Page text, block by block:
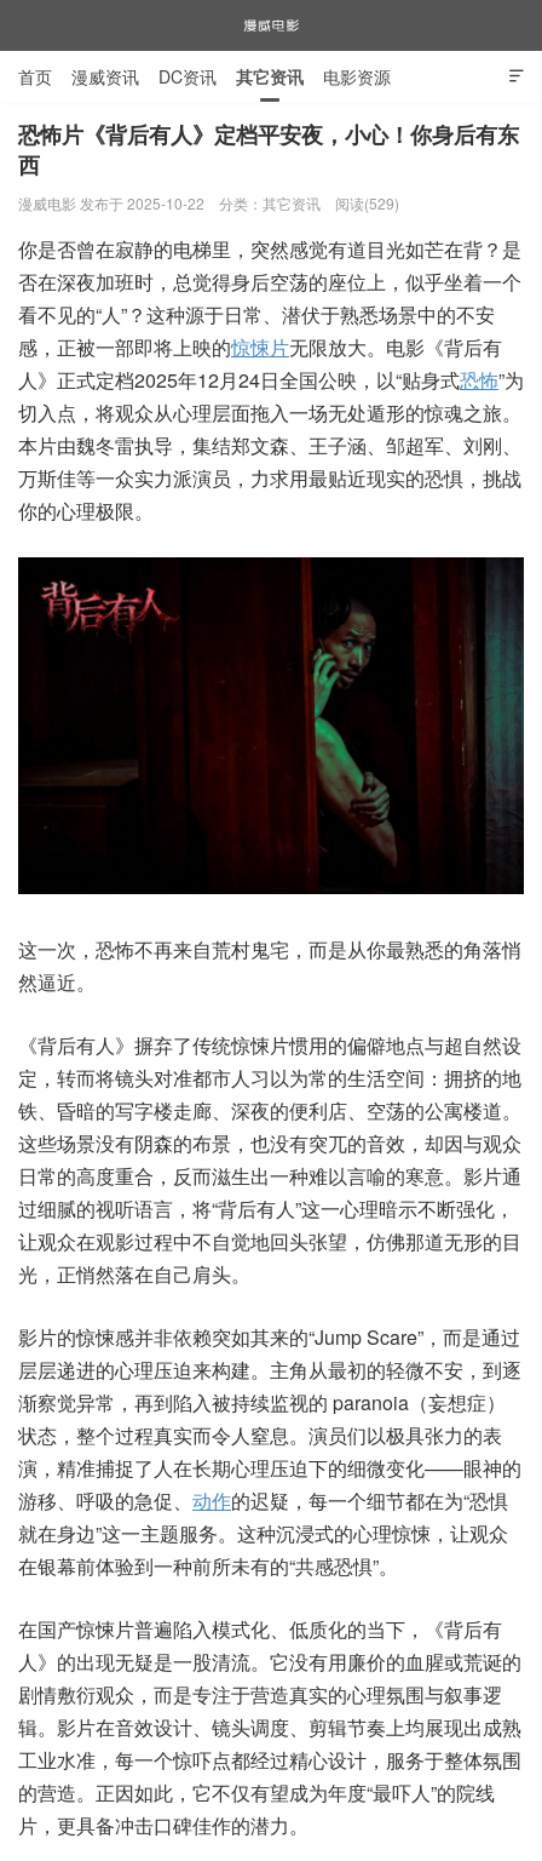
漫威电影

首页 漫威资讯 DC资讯 其它资讯 电影资源
电视剧资源 漫威图片
恐怖片《背后有人》定档平安夜，小心！你身后有东
西
漫威电影 发布于 2025-10-22 分类： 其它资讯 阅读(529)
你是否曾在寂静的电梯里，突然感觉有道目光如芒在背？是
否在深夜加班时，总觉得身后空荡的座位上，似乎坐着一个
看不见的“人”？这种源于日常、潜伏于熟悉场景中的不安
感，正被一部即将上映的惊悚片无限放大。电影《背后有
人》正式定档2025年12月24日全国公映，以“贴身式恐怖”为
切入点，将观众从心理层面拖入一场无处遁形的惊魂之旅。
本片由魏冬雷执导，集结郑文森、王子涵、邹超军、刘刚、
万斯佳等一众实力派演员，力求用最贴近现实的恐惧，挑战
你的心理极限。
这一次，恐怖不再来自荒村鬼宅，而是从你最熟悉的角落悄
然逼近。
《背后有人》摒弃了传统惊悚片惯用的偏僻地点与超自然设
定，转而将镜头对准都市人习以为常的生活空间：拥挤的地
铁、昏暗的写字楼走廊、深夜的便利店、空荡的公寓楼道。
这些场景没有阴森的布景，也没有突兀的音效，却因与观众
日常的高度重合，反而滋生出一种难以言喻的寒意。影片通
过细腻的视听语言，将“背后有人”这一心理暗示不断强化，
让观众在观影过程中不自觉地回头张望，仿佛那道无形的目
光，正悄然落在自己肩头。
影片的惊悚感并非依赖突如其来的“Jump Scare”，而是通过
层层递进的心理压迫来构建。主角从最初的轻微不安，到逐
渐察觉异常，再到陷入被持续监视的 paranoia（妄想症）
状态，整个过程真实而令人窒息。演员们以极具张力的表
演，精准捕捉了人在长期心理压迫下的细微变化——眼神的
游移、呼吸的急促、 动作的迟疑，每一个细节都在为“恐惧
就在身边”这一主题服务。这种沉浸式的心理惊悚，让观众
在银幕前体验到一种前所未有的“共感恐惧”。
在国产惊悚片普遍陷入模式化、低质化的当下，《背后有
人》的出现无疑是一股清流。它没有用廉价的血腥或荒诞的
剧情敷衍观众，而是专注于营造真实的心理氛围与叙事逻
辑。影片在音效设计、镜头调度、剪辑节奏上均展现出成熟
工业水准，每一个惊吓点都经过精心设计，服务于整体氛围
的营造。正因如此，它不仅有望成为年度“最吓人”的院线
片，更具备冲击口碑佳作的潜力。